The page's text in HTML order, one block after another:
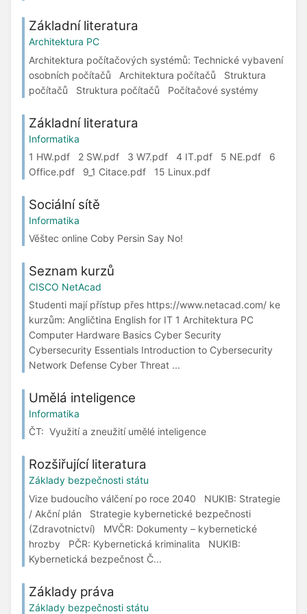
Základní literatura
Architektura PC
Architektura počítačových systémů: Technické vybavení
osobních počítačů Architektura počítačů Struktura
počítačů Struktura počítačů Počítačové systémy
Základní literatura
Informatika
1 HW.pdf 2 SW.pdf 3 W7.pdf 4 IT.pdf 5 NE.pdf 6
Office.pdf 9_1 Citace.pdf 15 Linux.pdf
Sociální sítě
Informatika
Věštec online Coby Persin Say No!
Seznam kurzů
CISCO NetAcad
Studenti mají přístup přes https://www.netacad.com/ ke
kurzům: Angličtina English for IT 1 Architektura PC
Computer Hardware Basics Cyber Security
Cybersecurity Essentials Introduction to Cybersecurity
Network Defense Cyber Threat ...
Umělá inteligence
Informatika
ČT: Využití a zneužití umělé inteligence
Rozšiřující literatura
Základy bezpečnosti státu
Vize budoucího válčení po roce 2040 NUKIB: Strategie
/ Akční plán Strategie kybernetické bezpečnosti
(Zdravotnictví) MVČR: Dokumenty – kybernetické
hrozby PČR: Kybernetická kriminalita NUKIB:
Kybernetická bezpečnost Č...
Základy práva
Základy bezpečnosti státu